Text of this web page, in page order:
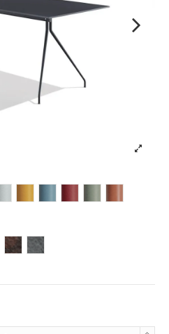
Blanc
H02 RouilleH03 Ciment